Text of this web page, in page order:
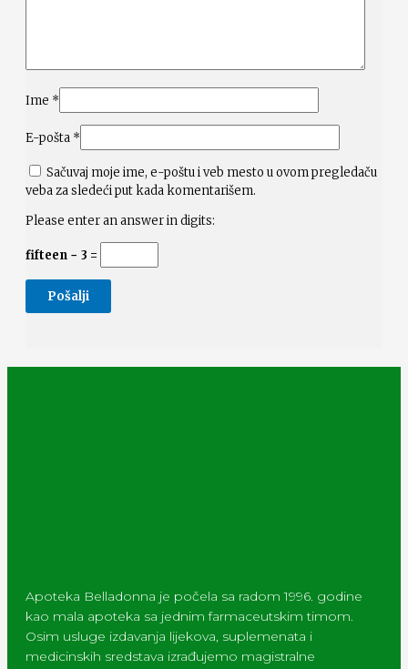
Ime *
E-pošta *
Sačuvaj moje ime, e-poštu i veb mesto u ovom pregledaču
veba za sledeći put kada komentarišem.
Please enter an answer in digits:
fifteen − 3 =
Apoteka Belladonna je počela sa radom 1996. godine
kao mala apoteka sa jednim farmaceutskim timom.
Osim usluge izdavanja lijekova, suplemenata i
medicinskih sredstava izrađujemo magistralne